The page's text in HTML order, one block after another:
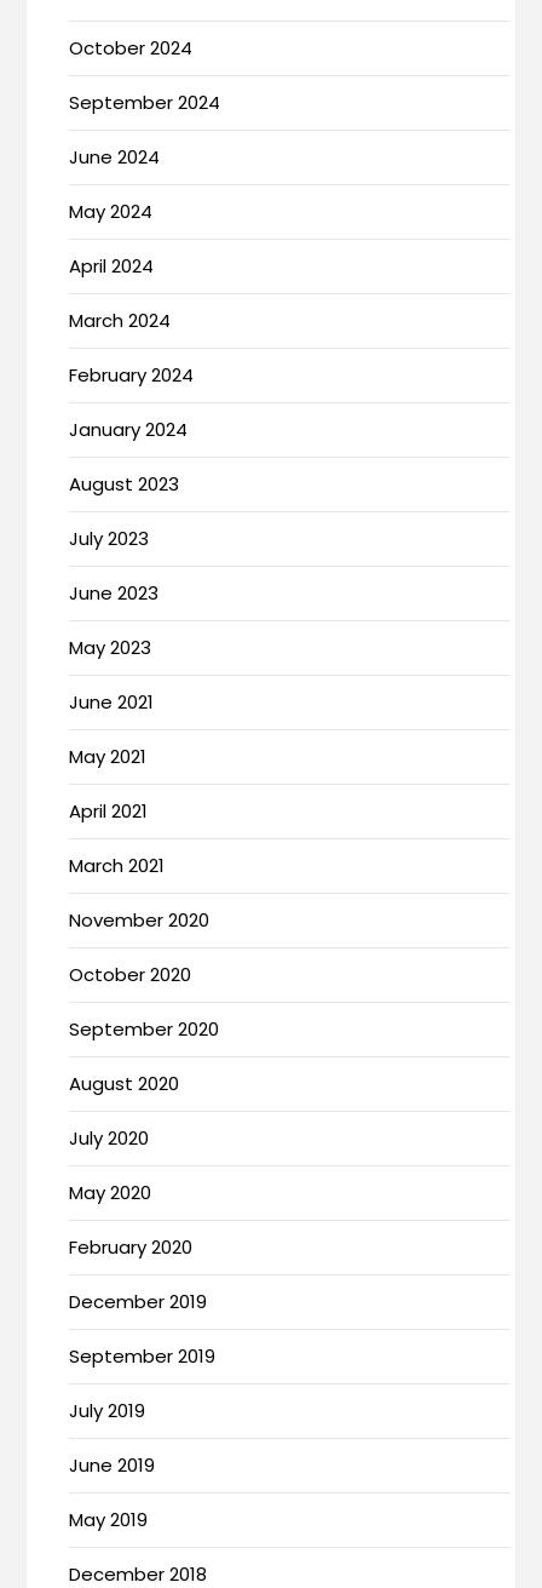
October 2024
September 2024
June 2024
May 2024
April 2024
March 2024
February 2024
January 2024
August 2023
July 2023
June 2023
May 2023
June 2021
May 2021
April 2021
March 2021
November 2020
October 2020
September 2020
August 2020
July 2020
May 2020
February 2020
December 2019
September 2019
July 2019
June 2019
May 2019
December 2018